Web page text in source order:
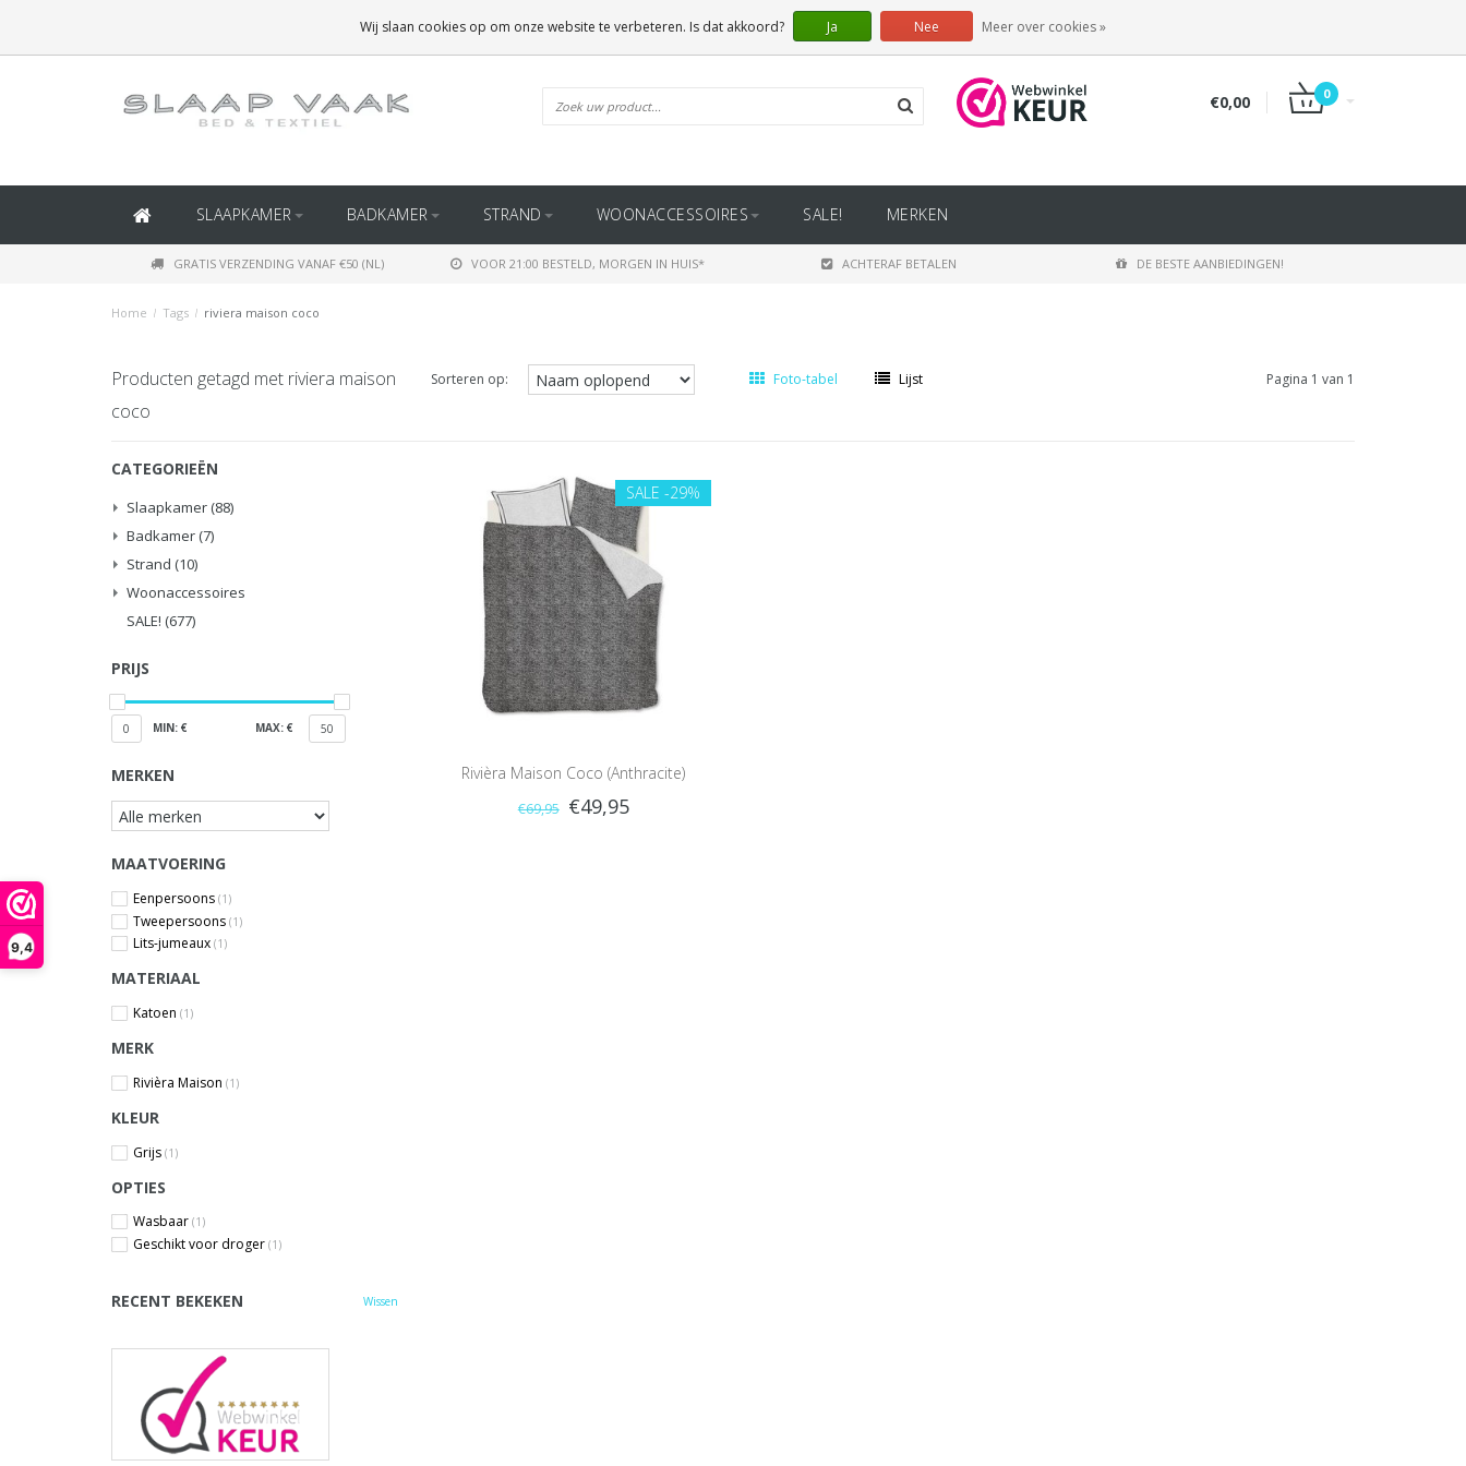
9,4
(BINNEN BELGIË)
€0,00 0
SLAAPKAMER BADKAMER STRAND WOONACCESSOIRES SALE! MERKEN
GRATIS VERZENDING VANAF €50 (NL) VOOR 21:00 BESTELD, MORGEN IN HUIS* ACHTERAF BETALEN DE BESTE AANBIEDINGEN!
Home / Tags / riviera maison coco
Producten getagd met riviera maison
coco
Sorteren op: Foto-tabel Lijst Pagina 1 van 1
CATEGORIEËN
Slaapkamer (88)
Badkamer (7)
Strand (10)
Woonaccessoires
SALE! (677)
PRIJS
0 MIN: € MAX: € 50
MERKEN
MAATVOERING
Eenpersoons (1)
Tweepersoons (1)
Lits-jumeaux (1)
MATERIAAL
Katoen (1)
MERK
Rivièra Maison (1)
KLEUR
Grijs (1)
OPTIES
Wasbaar (1)
Geschikt voor droger (1)
RECENT BEKEKEN Wissen
SALE -29%
Rivièra Maison Coco (Anthracite)
€69,95 €49,95
Wij slaan cookies op om onze website te verbeteren. Is dat akkoord? Ja Nee Meer over cookies »